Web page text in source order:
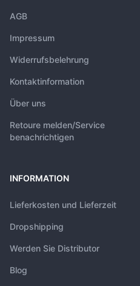
AGB
Impressum
Widerrufsbelehrung
Kontaktinformation
Über uns
Retoure melden/Service
benachrichtigen
INFORMATION
Lieferkosten und Lieferzeit
Dropshipping
Werden Sie Distributor
Blog